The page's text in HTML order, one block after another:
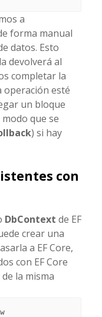
a
forma manual
datos. Esto
devolverá al
completar la
operación esté
un bloque
que se
) si hay
con
DbContext de EF
crear una
a EF Core,
con EF Core
la misma